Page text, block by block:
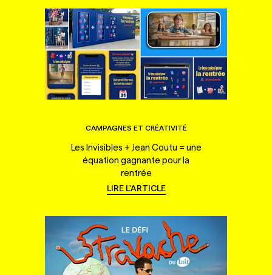
CAMPAGNES ET CRÉATIVITÉ
Les Invisibles + Jean Coutu = une
équation gagnante pour la
rentrée
LIRE L'ARTICLE